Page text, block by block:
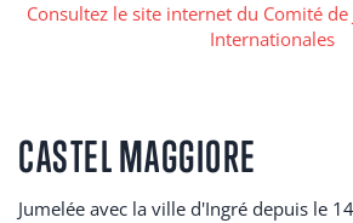
Consultez le site internet du Comité
Internationales
CASTEL MAGGIORE
Jumelée avec la ville d'Ingré depuis le